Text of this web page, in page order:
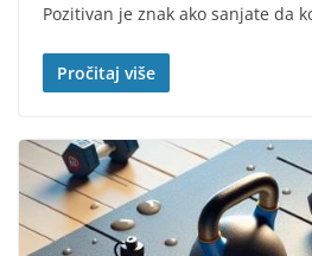
Pozitivan je znak ako sanjate da
Pročitaj više